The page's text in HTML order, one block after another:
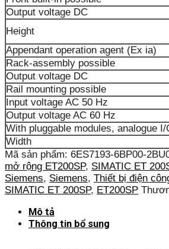
Output voltage DC
Height
Appendant operation agent (Ex ia)
Rack-assembly possible
Output voltage DC
Rail mounting possible
Input voltage AC 50 Hz
Output voltage AC 60 Hz
With pluggable modules, analogue I/
Width
Mã sản phẩm: 6ES7193-6BP00-
mở rộng ET200SP, SIMATIC ET
Siemens, Siemens, Thiết bị điện
SIMATIC ET 200SP, ET200SP
Mô tả
Thông tin bổ sung